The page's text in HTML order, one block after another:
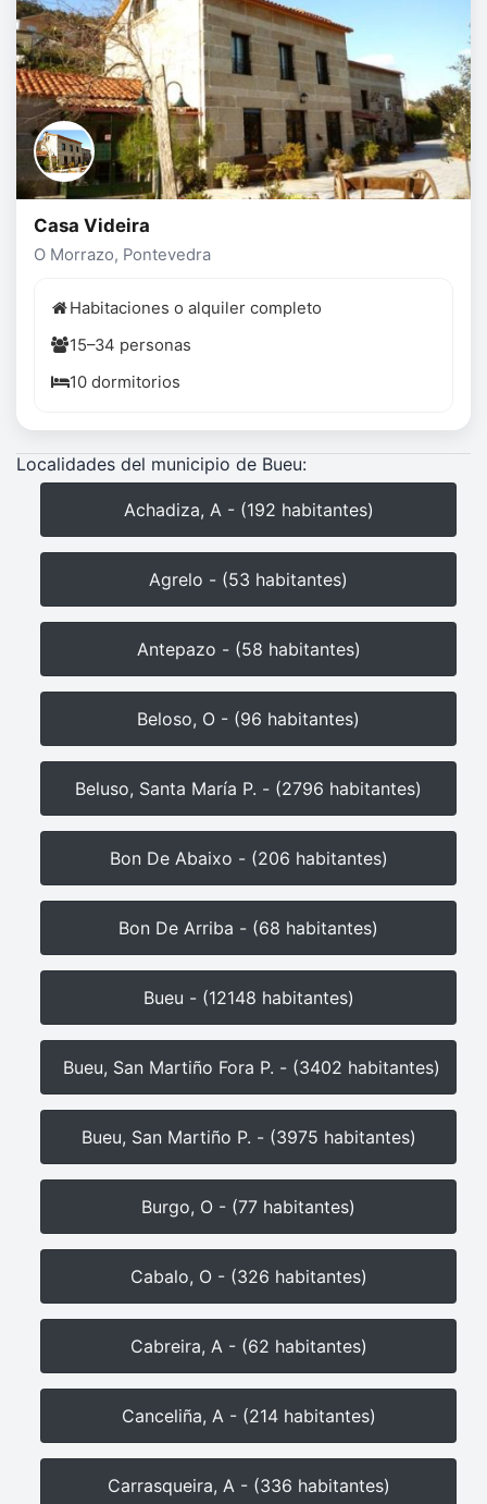
Casa Videira
O Morrazo, Pontevedra
Habitaciones o alquiler completo
15–34 personas
10 dormitorios
Localidades del municipio de Bueu:
Achadiza, A - (192 habitantes)
Agrelo - (53 habitantes)
Antepazo - (58 habitantes)
Beloso, O - (96 habitantes)
Beluso, Santa María P. - (2796 habitantes)
Bon De Abaixo - (206 habitantes)
Bon De Arriba - (68 habitantes)
Bueu - (12148 habitantes)
Bueu, San Martiño Fora P. - (3402 habitantes)
Bueu, San Martiño P. - (3975 habitantes)
Burgo, O - (77 habitantes)
Cabalo, O - (326 habitantes)
Cabreira, A - (62 habitantes)
Canceliña, A - (214 habitantes)
Carrasqueira, A - (336 habitantes)